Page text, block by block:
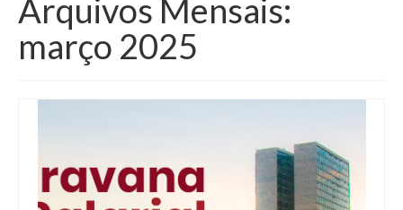
Arquivos Mensais:
março 2025